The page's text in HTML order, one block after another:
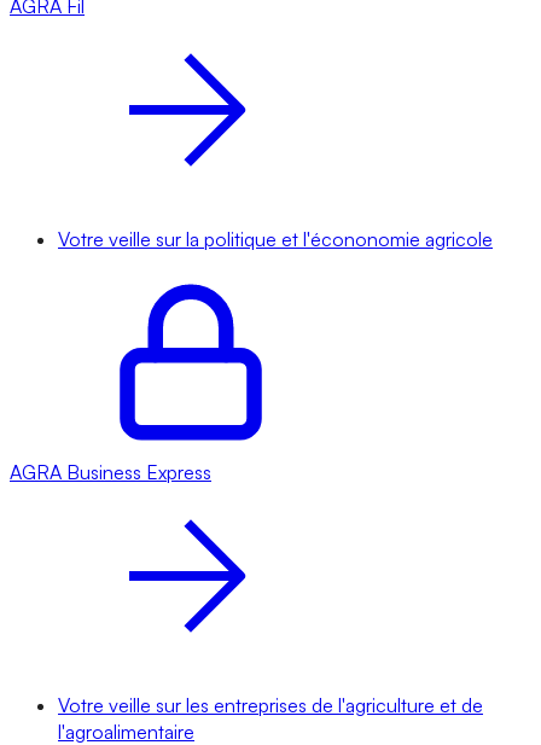
AGRA Fil
Votre veille sur la politique et l'écononomie agricole
AGRA Business Express
Votre veille sur les entreprises de l'agriculture et de
l'agroalimentaire